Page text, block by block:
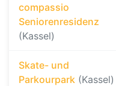
compassio
Seniorenresidenz
(Kassel)
Skate- und
Parkourpark (Kassel)